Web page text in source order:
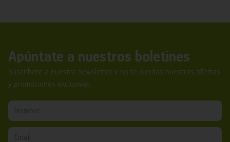
Apúntate a nuestros boletines
Suscríbete a nuestra newsletter y no te pierdas nuestras ofertas
y promociones exclusivas.